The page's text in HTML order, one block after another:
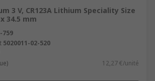
3 V, CR123A Lithium Speciality Size
34.5 mm
759
5020011-02-520
12,27 €/unité